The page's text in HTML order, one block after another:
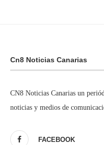
Cn8 Noticias Canarias
CN8 Noticias Canarias un
noticias y medios de
FACEBOOK